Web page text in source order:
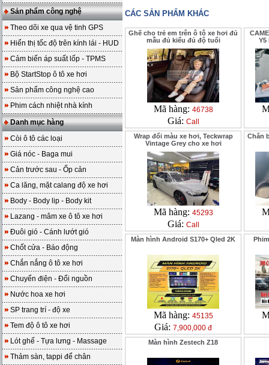
Sản phẩm công nghệ
Theo dõi xe qua vệ tinh GPS
Hiển thị tốc độ trên kính lái - HUD
Cảm biến áp suất lốp - TPMS
Bộ StartStop ô tô xe hơi
Sản phẩm công nghệ cao
Phim cách nhiệt nhà kính
Danh mục hàng
Còi ô tô các loại
Giá nóc - Baga mui
Cản trước sau - Ốp cản
Ca lăng, mặt calang độ xe hơi
Body - Body lip - Body kit
Lazang - mâm xe ô tô xe hơi
Đuôi gió - Cánh lướt gió
Chốt cửa - Báo động
Chắn nắng ô tô xe hơi
Chuyển điện - Đổi nguồn
Nước hoa xe hơi
SP trang trí - độ xe
Tem độ ô tô xe hơi
Lót ghế - Tựa lưng - Massage
Thảm sàn, tappi để chân
CÁC SẢN PHẨM KHÁC
Ghế cho trẻ em trên ô tô xe hơi đủ
mẫu đủ kiểu đủ độ tuổi
Mã hàng: 46738
Giá: Call
Y5
Wrap đổi màu xe hơi, Teckwrap
Vintage Grey cho xe hơi
Mã hàng: 45293
Giá: Call
Chắn
Màn hình Android S170+ Qled 2K
Mã hàng: 45135
Giá: 7,900,000 đ
Màn hình Zestech Z18